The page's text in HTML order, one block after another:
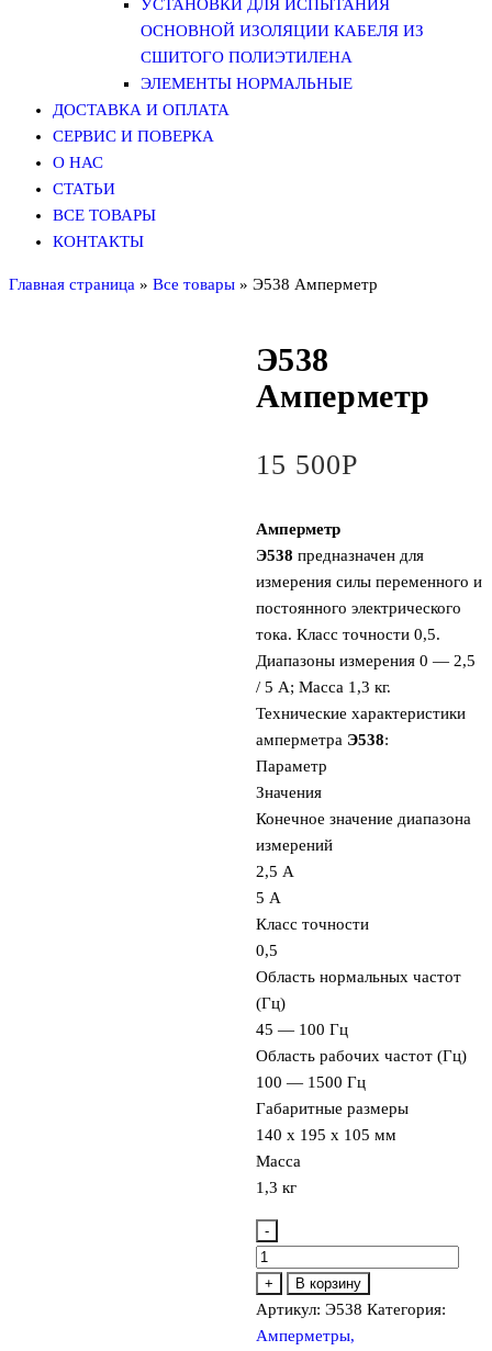
УСТАНОВКИ ДЛЯ ИСПЫТАНИЯ
ОСНОВНОЙ ИЗОЛЯЦИИ КАБЕЛЯ ИЗ
СШИТОГО ПОЛИЭТИЛЕНА
ЭЛЕМЕНТЫ НОРМАЛЬНЫЕ
ДОСТАВКА И ОПЛАТА
СЕРВИС И ПОВЕРКА
О НАС
СТАТЬИ
ВСЕ ТОВАРЫ
КОНТАКТЫ
Главная страница » Все товары » Э538 Амперметр
Э538
Амперметр
15 500Р
Амперметр
Э538 предназначен для
измерения силы переменного и
постоянного электрического
тока. Класс точности 0,5.
Диапазоны измерения 0 — 2,5
/ 5 А; Масса 1,3 кг.
Технические характеристики
амперметра Э538:
Параметр
Значения
Конечное значение диапазона
измерений
2,5 А
5 А
Класс точности
0,5
Область нормальных частот
(Гц)
45 — 100 Гц
Область рабочих частот (Гц)
100 — 1500 Гц
Габаритные размеры
140 х 195 х 105 мм
Масса
1,3 кг
-
Количество
товара
Э538
Амперметр
+ В корзину
Артикул: Э538 Категория:
Амперметры,